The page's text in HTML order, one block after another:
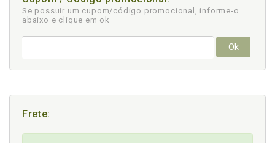
Se possuir um cupom/código promocional, informe-o
abaixo e clique em ok
Ok
Frete: